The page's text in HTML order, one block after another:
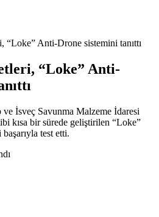
Anti-Drone sistemini tanıttı
“Loke” Anti-
İsveç Savunma Malzeme İdaresi
kısa bir sürede geliştirilen “Loke”
test etti.